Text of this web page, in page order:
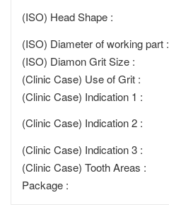
(ISO) Head Shape :
(ISO) Diameter of working part :
(ISO) Diamon Grit Size :
(Clinic Case) Use of Grit :
(Clinic Case) Indication 1 :
(Clinic Case) Indication 2 :
(Clinic Case) Indication 3 :
(Clinic Case) Tooth Areas :
Package :